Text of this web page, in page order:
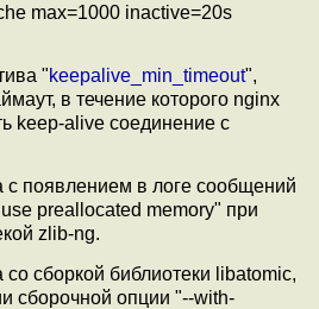
max=1000 inactive=20s
"keepalive_min_timeout",
в течение которого nginx
keep-alive соединение с
появлением в логе сообщений
preallocated memory" при
zlib-ng.
сборкой библиотеки libatomic,
сборочной опции "--with-